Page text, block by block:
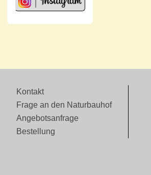
Kontakt
Frage an den Naturbauhof
Angebotsanfrage
Bestellung